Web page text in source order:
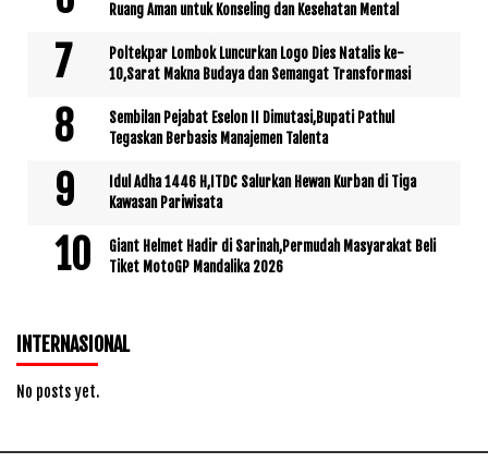
Ruang Aman untuk Konseling dan Kesehatan Mental
Poltekpar Lombok Luncurkan Logo Dies Natalis ke-
10,Sarat Makna Budaya dan Semangat Transformasi
Sembilan Pejabat Eselon II Dimutasi,Bupati Pathul
Tegaskan Berbasis Manajemen Talenta
Idul Adha 1446 H,ITDC Salurkan Hewan Kurban di Tiga
Kawasan Pariwisata
Giant Helmet Hadir di Sarinah,Permudah Masyarakat Beli
Tiket MotoGP Mandalika 2026
INTERNASIONAL
No posts yet.